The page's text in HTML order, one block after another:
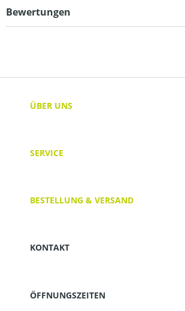
Bewertungen
ÜBER UNS
SERVICE
BESTELLUNG & VERSAND
KONTAKT
ÖFFNUNGSZEITEN